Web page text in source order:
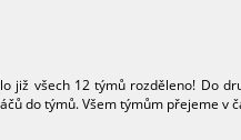
již všech 12 týmů rozděleno! Do
do týmů. Všem týmům přejeme v